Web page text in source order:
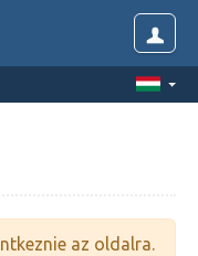
az oldalra.